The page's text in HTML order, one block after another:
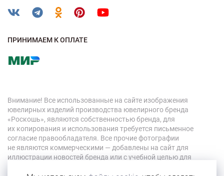
ПРИНИМАЕМ К ОПЛАТЕ
Внимание! Все использованные на сайте изображения
ювелирных изделий производства ювелирного бренда
«Роскошь», являются собственностью бренда, для
их копирования и использования требуется письменное
согласие правообладателя. Все прочие фотографии
не являются коммерческими — добавлены на сайт для
иллюстрации новостей бренда или с учебной целью для